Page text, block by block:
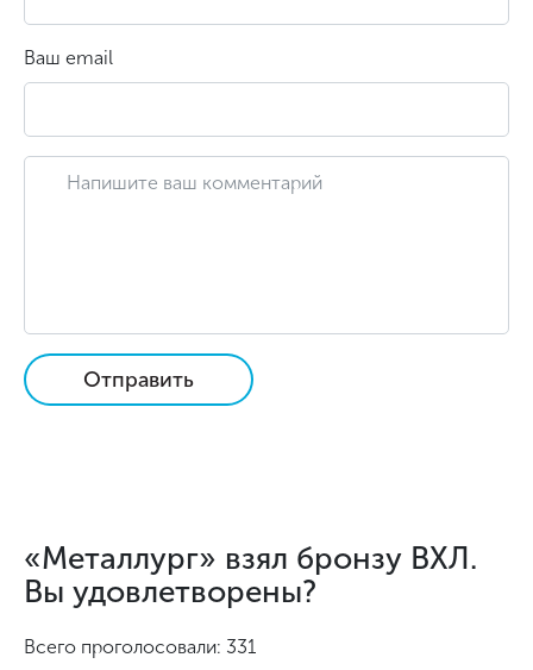
Ваш email
Отправить
«Металлург» взял бронзу ВХЛ.
Вы удовлетворены?
Всего проголосовали: 331